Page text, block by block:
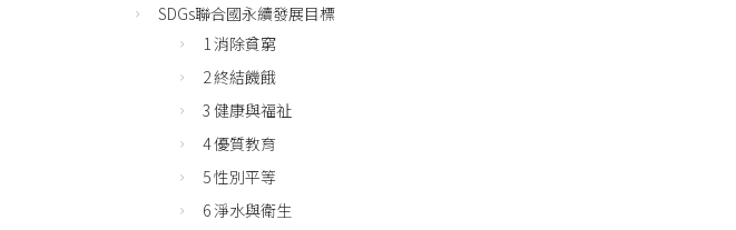
SDGs聯合國永續發展目標
1 消除貧窮
2 終結饑餓
3 健康與福祉
4 優質教育
5 性別平等
6 淨水與衛生